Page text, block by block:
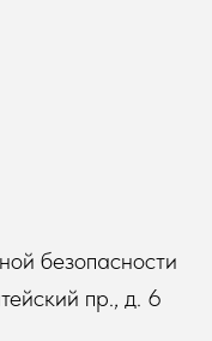
безопасности
пр., д. 6